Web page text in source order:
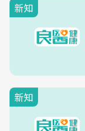
新知
新知